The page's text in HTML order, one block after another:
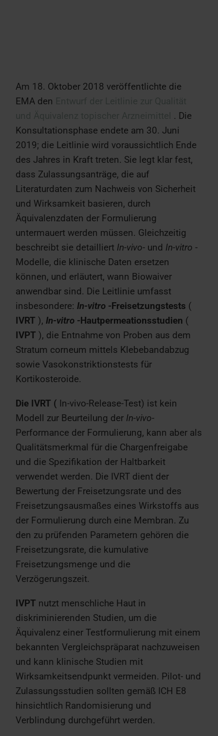
Am 18. Oktober 2018 veröffentlichte die
EMA den
. Die
Konsultationsphase endete am 30. Juni
2019; die Leitlinie wird voraussichtlich Ende
des Jahres in Kraft treten. Sie legt klar fest,
dass Zulassungsanträge, die auf
Literaturdaten zum Nachweis von Sicherheit
und Wirksamkeit basieren, durch
Äquivalenzdaten der Formulierung
untermauert werden müssen. Gleichzeitig
beschreibt sie detailliert In-vivo- und In-vitro -
Modelle, die klinische Daten ersetzen
können, und erläutert, wann Biowaiver
anwendbar sind. Die Leitlinie umfasst
insbesondere: In-vitro -Freisetzungstests (
IVRT ), In-vitro -Hautpermeationsstudien (
IVPT ), die Entnahme von Proben aus dem
Stratum corneum mittels Klebebandabzug
sowie Vasokonstriktionstests für
Kortikosteroide.
Die IVRT ( In-vivo-Release-Test) ist kein
Modell zur Beurteilung der In-vivo-
Performance der Formulierung, kann aber als
Qualitätsmerkmal für die Chargenfreigabe
und die Spezifikation der Haltbarkeit
verwendet werden. Die IVRT dient der
Bewertung der Freisetzungsrate und des
Freisetzungsausmaßes eines Wirkstoffs aus
der Formulierung durch eine Membran. Zu
den zu prüfenden Parametern gehören die
Freisetzungsrate, die kumulative
Freisetzungsmenge und die
Verzögerungszeit.
IVPT nutzt menschliche Haut in
diskriminierenden Studien, um die
Äquivalenz einer Testformulierung mit einem
bekannten Vergleichspräparat nachzuweisen
und kann klinische Studien mit
Wirksamkeitsendpunkt vermeiden. Pilot- und
Zulassungsstudien sollten gemäß ICH E8
hinsichtlich Randomisierung und
Verblindung durchgeführt werden.